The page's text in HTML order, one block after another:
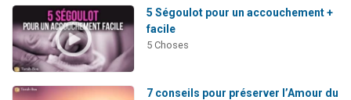
5 Ségoulot pour un accouchement +
facile
5 Choses
7 conseils pour préserver l’Amour du